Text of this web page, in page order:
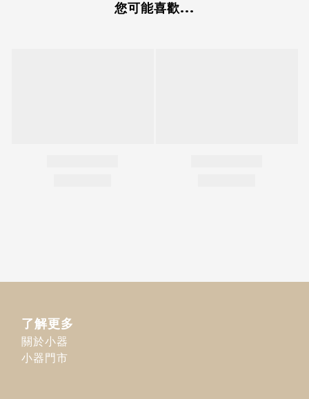
您可能喜歡...
了解更多
關於小器
小器門市